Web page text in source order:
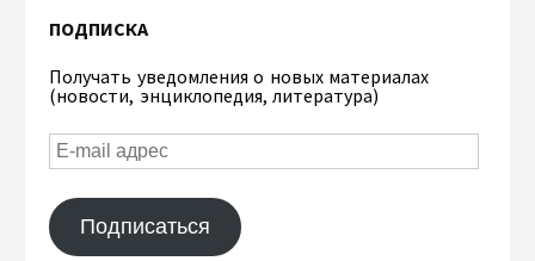
ПОДПИСКА
Получать уведомления о новых материалах
(новости, энциклопедия, литература)
Подписаться